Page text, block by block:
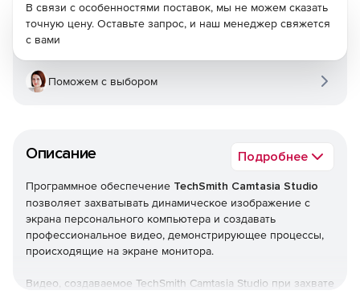
Описание Подробнее
Программное обеспечение TechSmith Camtasia Studio
позволяет захватывать динамическое изображение с
экрана персонального компьютера и создавать
профессиональное видео, демонстрирующее процессы,
происходящие на экране монитора.
Видео, создаваемое TechSmith Camtasia Studio при захвате
В связи с особенностями поставок, мы не можем сказать
точную цену. Оставьте запрос, и наш менеджер свяжется
с вами
Поможем с выбором